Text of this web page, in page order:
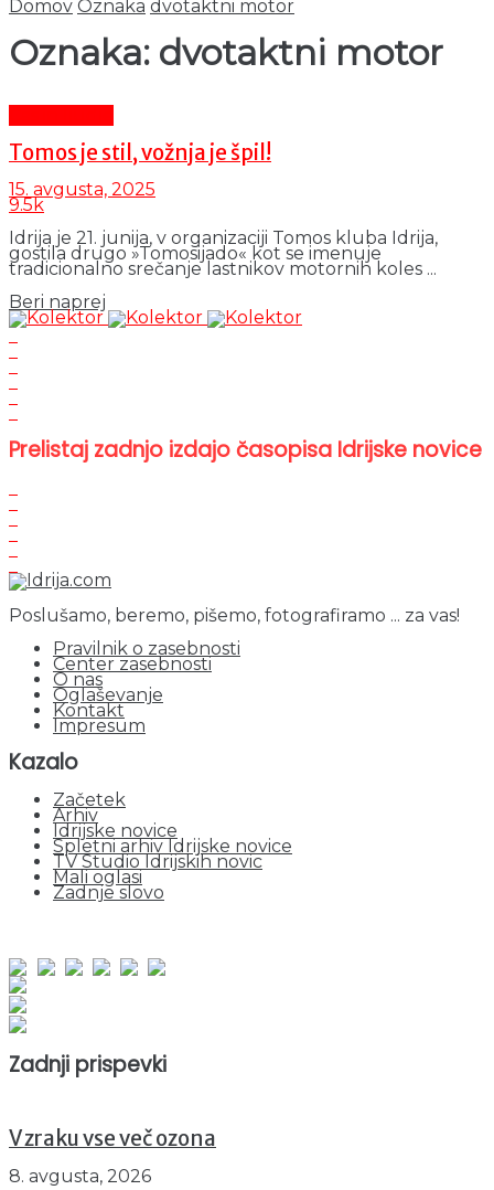
Domov Oznaka dvotaktni motor
Oznaka: dvotaktni motor
Tomos je stil, vožnja je špil!
15. avgusta, 2025
9.5k
Idrija je 21. junija, v organizaciji Tomos kluba Idrija,
gostila drugo »Tomosijado« kot se imenuje
tradicionalno srečanje lastnikov motornih koles ...
Beri naprej
Prelistaj zadnjo izdajo časopisa Idrijske novice
Poslušamo, beremo, pišemo, fotografiramo ... za vas!
Pravilnik o zasebnosti
Center zasebnosti
O nas
Oglaševanje
Kontakt
Impresum
Kazalo
Začetek
Arhiv
Idrijske novice
Spletni arhiv Idrijske novice
TV Studio Idrijskih novic
Mali oglasi
Zadnje slovo
Zadnji prispevki
V zraku vse več ozona
8. avgusta, 2026